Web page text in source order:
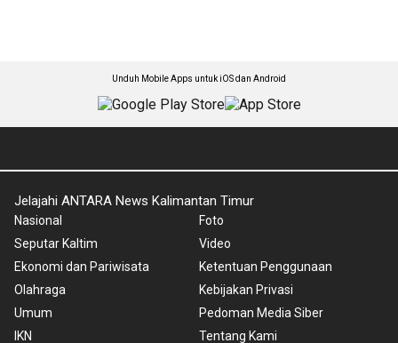
Unduh Mobile Apps untuk iOS dan Android
Jelajahi ANTARA News Kalimantan Timur
Nasional
Seputar Kaltim
Ekonomi dan Pariwisata
Olahraga
Umum
IKN
Foto
Video
Ketentuan Penggunaan
Kebijakan Privasi
Pedoman Media Siber
Tentang Kami